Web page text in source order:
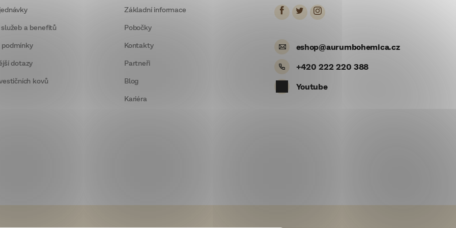
služeb a benefitů
podmínky
dotazy
kovů
Základní informace
Pobočky
Kontakty
Partneři
Blog
Kariéra
eshop@aurumbohemica.cz
+420 222 220 388
Youtube